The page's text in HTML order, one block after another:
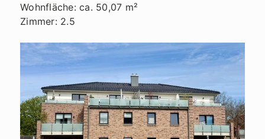
Wohnfläche: ca. 50,07 m²
Zimmer: 2.5